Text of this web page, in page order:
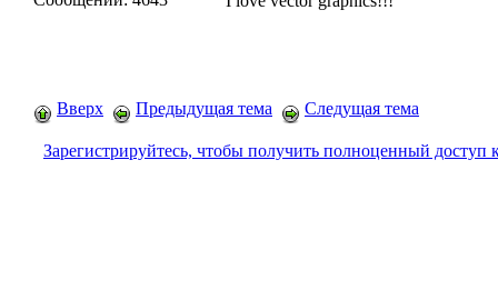
Вверх Предыдущая тема Следущая тема
Зарегистрируйтесь, чтобы получить полноценный доступ